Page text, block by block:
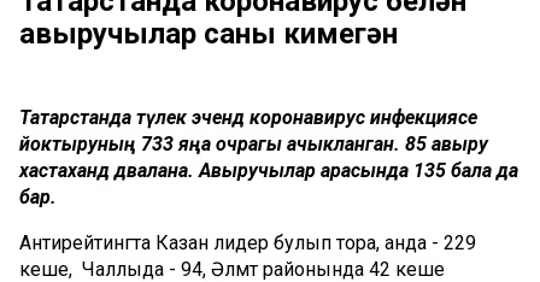
авыручылар саны кимегән
Татарстанда тәүлек эчендә коронавирус инфекциясе
йоктыруның 733 яңа очрагы ачыкланган. 85 авыру
хастаханәдә дәвалана. Авыручылар арасында 135 бала да
бар.
Антирейтингта Казан лидер булып тора, анда - 229
кеше, Чаллыда - 94, Әлмәт районында 42 кеше